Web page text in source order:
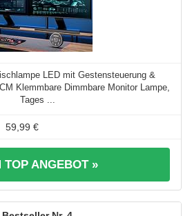
LED mit Gestensteuerung &
Klemmbare Dimmbare Monitor Lampe,
Tages ...
59,99 €
TOP ANGEBOT »